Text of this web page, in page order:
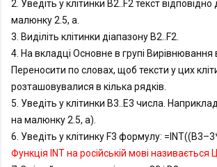
2. Уведіть у клітинки B2..F2 текст
малюнку 2.5, а.
3. Виділіть клітинки діапазону B2..F2.
4. На вкладці Основне в групі Вирівнювання
Переносити по словах, щоб тексти у цих
розташовувалися в кілька рядків.
5. Уведіть у клітинки B3..E3 числа.
на малюнку 2.5, а).
6. Уведіть у клітинку F3 формулу:
Функція INT на російській мові називається